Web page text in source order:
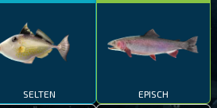
SELTEN EPISCH